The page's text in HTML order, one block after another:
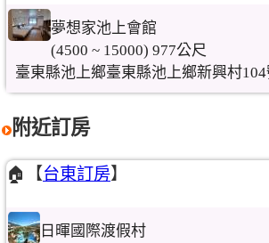
夢想家池上會館
(4500 ~ 15000) 977公尺
臺東縣池上鄉臺東縣池上鄉新興村104
附近訂房
🏠【台東訂房】
日暉國際渡假村